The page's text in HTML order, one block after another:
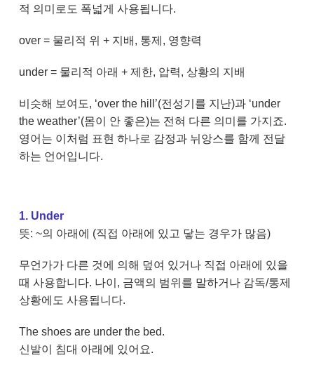
적 의미로도 폭넓게 사용됩니다.
over = 물리적 위 + 지배, 통제, 영향력
under = 물리적 아래 + 제한, 압력, 상황의 지배
비슷해 보여도, ‘over the hill’(전성기를 지난)과 ‘under
the weather’(몸이 안 좋은)는 전혀 다른 의미를 가지죠.
영어는 이처럼 표현 하나로 감정과 뉘앙스를 함께 전달
하는 언어입니다.
1. Under
뜻: ~의 아래에 (직접 아래에 있고 닿는 경우가 많음)
무언가가 다른 것에 의해 덮여 있거나 직접 아래에 있을
때 사용합니다. 나이, 금액의 범위를 말하거나 감독/통제
상황에도 사용됩니다.
The shoes are under the bed.
신발이 침대 아래에 있어요.